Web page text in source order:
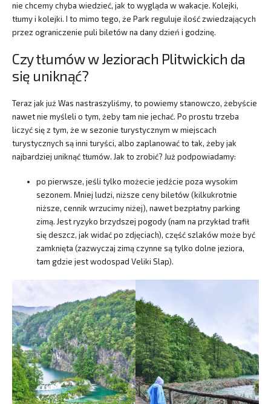
nie chcemy chyba wiedzieć, jak to wygląda w wakacje. Kolejki,
tłumy i kolejki. I to mimo tego, że Park reguluje ilość zwiedzających
przez ograniczenie puli biletów na dany dzień i godzinę.
Czy tłumów w Jeziorach Plitwickich da
się uniknąć?
Teraz jak już Was nastraszyliśmy, to powiemy stanowczo, żebyście
nawet nie myśleli o tym, żeby tam nie jechać. Po prostu trzeba
liczyć się z tym, że w sezonie turystycznym w miejscach
turystycznych są inni turyści, albo zaplanować to tak, żeby jak
najbardziej uniknąć tłumów. Jak to zrobić? Już podpowiadamy:
po pierwsze, jeśli tylko możecie jedźcie poza wysokim
sezonem. Mniej ludzi, niższe ceny biletów (kilkukrotnie
niższe, cennik wrzucimy niżej), nawet bezpłatny parking
zimą. Jest ryzyko brzydszej pogody (nam na przykład trafił
się deszcz, jak widać po zdjęciach), część szlaków może być
zamknięta (zazwyczaj zimą czynne są tylko dolne jeziora,
tam gdzie jest wodospad Veliki Slap).